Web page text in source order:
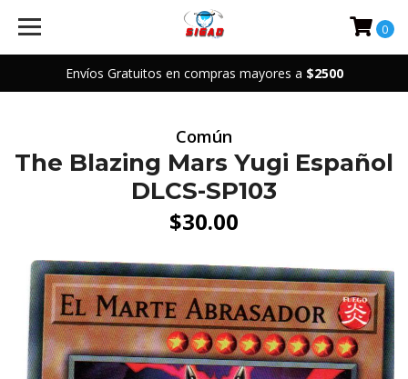
Envíos Gratuitos en compras mayores a $2500
0
Común
The Blazing Mars Yugi Español
DLCS-SP103
$30.00